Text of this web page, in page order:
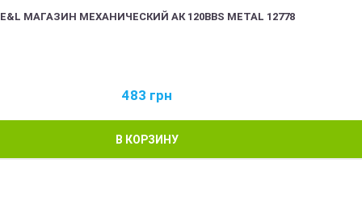
E&L МАГАЗИН МЕХАНИЧЕСКИЙ АК 120BBS METAL 12778
483 грн
В КОРЗИНУ